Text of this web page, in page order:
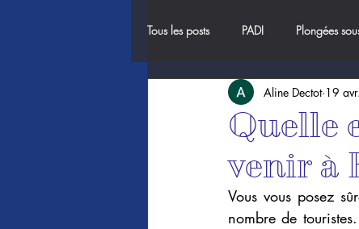
Tous les posts PADI Plongées
Meilleure période pour plonger à Ba
Quelle
venir à
Aline Dectot 19
Vous vous posez
nombre de